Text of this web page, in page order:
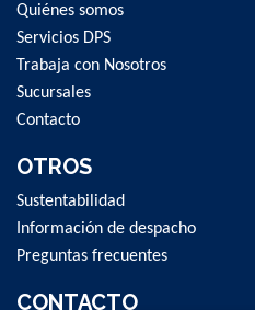
Quiénes somos
Servicios DPS
Trabaja con Nosotros
Sucursales
Contacto
OTROS
Sustentabilidad
Información de despacho
Preguntas frecuentes
CONTACTO